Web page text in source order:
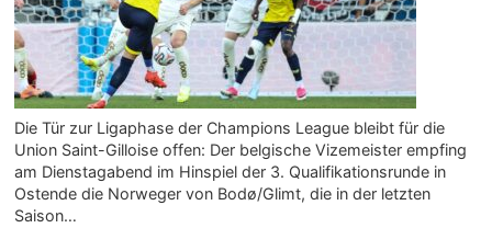
Die Tür zur Ligaphase der Champions League bleibt für die
Union Saint-Gilloise offen: Der belgische Vizemeister empfing
am Dienstagabend im Hinspiel der 3. Qualifikationsrunde in
Ostende die Norweger von Bodø/Glimt, die in der letzten
Saison…